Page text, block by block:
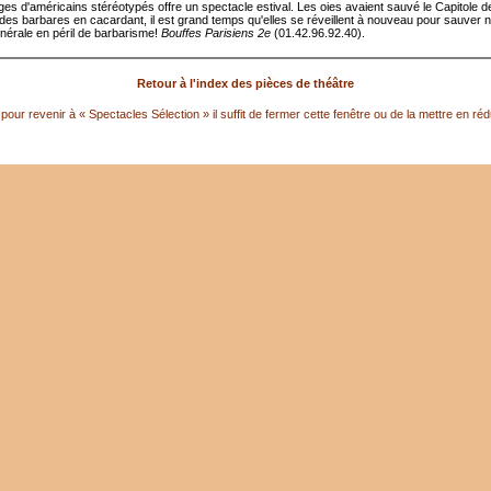
d'américains stéréotypés offre un spectacle estival. Les oies avaient sauvé le Capitole
barbares en cacardant, il est grand temps qu'elles se réveillent à nouveau pour sauver
en péril de barbarisme! Bouffes Parisiens 2e (01.42.96.92.40).
Retour à l'index des pièces de théâtre
revenir à « Spectacles Sélection » il suffit de fermer cette fenêtre ou de la mettre en